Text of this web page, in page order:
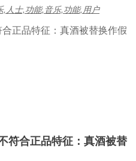
,人士,功能,音乐,功能,用户
符合正品特征：真酒被替